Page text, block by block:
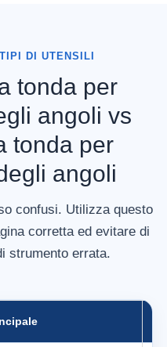
DI UTENSILI
tonda per
angoli vs
tonda per
angoli
confusi. Utilizza questo
corretta ed evitare di
strumento errata.